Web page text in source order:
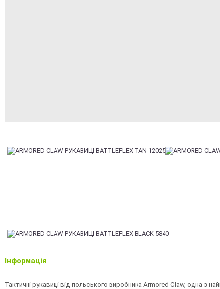
Інформація
Тактичні рукавиці від польського виробника Armored Claw, одна з